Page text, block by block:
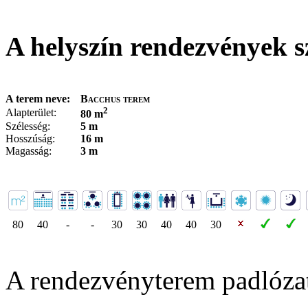
A helyszín rendezvények
A terem neve:
Bacchus terem
Alapterület:
80 m2
Szélesség:
5 m
Hosszúság:
16 m
Magasság:
3 m
80 40 - - 30 30 40 40 30
A rendezvényterem